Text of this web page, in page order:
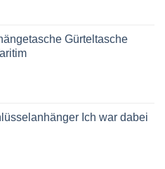
Gürteltasche
Ich war dabei